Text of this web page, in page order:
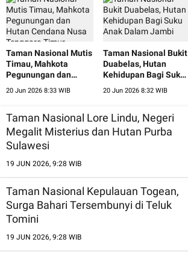
Taman Nasional Mutis
Timau, Mahkota
Pegunungan dan
20 Jun 2026 8:33 WIB
Taman Nasional Bukit
Duabelas, Hutan
Kehidupan Bagi Suku
20 Jun 2026 8:32 WIB
Taman Nasional Lore Lindu, Negeri
Megalit Misterius dan Hutan Purba
Sulawesi
19 JUN 2026, 9:28 WIB
Taman Nasional Kepulauan Togean,
Surga Bahari Tersembunyi di Teluk
Tomini
19 JUN 2026, 9:28 WIB